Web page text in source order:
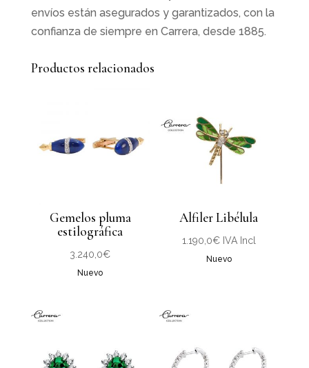
envíos están asegurados y garantizados, con la
confianza de siempre en Carrera, desde 1885.
Productos relacionados
Gemelos pluma
estilográfica
3.240,0€
Nuevo
Alfiler Libélula
1.190,0€ IVA Incl
Nuevo